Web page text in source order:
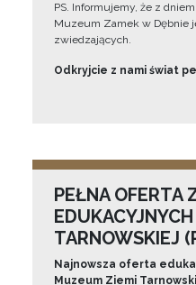
PS. Informujemy, że z
Muzeum Zamek w Dębnie
zwiedzających.
Odkryjcie z nami świat
PEŁNA OFERTA
TARNOWSKIEJ
Najnowsza oferta
Muzeum Ziemi